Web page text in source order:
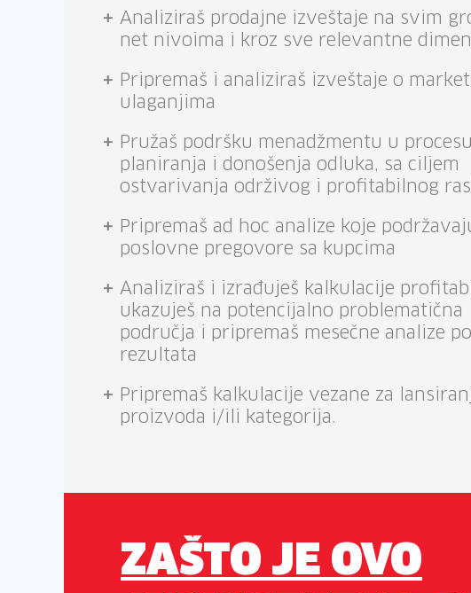
Analiziraš prodajne izveštaje na svim
net nivoima i kroz sve relevantne
Pripremaš i analiziraš izveštaje o
ulaganjima
Pružaš podršku menadžmentu u procesu
planiranja i donošenja odluka, sa ciljem
ostvarivanja održivog i profitabilnog
Pripremaš ad hoc analize koje
poslovne pregovore sa kupcima
Analiziraš i izrađuješ kalkulacije
ukazuješ na potencijalno problematična
područja i pripremaš mesečne analize
rezultata
Pripremaš kalkulacije vezane za
proizvoda i/ili kategorija.
ZAŠTO JE OVO